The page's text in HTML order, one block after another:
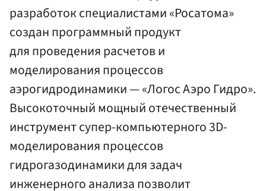
разработок специалистами «Росатома»
создан программный продукт
для проведения расчетов и
моделирования процессов
аэрогидродинамики — «Логос Аэро Гидро».
Высокоточный мощный отечественный
инструмент супер-компьютерного 3D-
моделирования процессов
гидрогазодинамики для задач
инженерного анализа позволит